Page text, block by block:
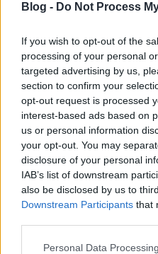
Blog - Do Not Process
If you wish to opt-out of the
processing of your personal
targeted advertising by us,
section to confirm your
opt-out request is processed
interest-based ads based on
us or personal information
your opt-out. You may
disclosure of your personal
IAB’s list of downstream
also be disclosed by us to
Downstream Participants that
Please note that this website/
Personal Data
Címkék»treking
Kerékpár
csajoknak
Mayer Balázs•2014. július 07.
A legtöbb esetben egy
vannak a bringájával
csajoknál többet számít a
cuccok, amik persze
kerékpárjukhoz. Nehéz
verzió közül…